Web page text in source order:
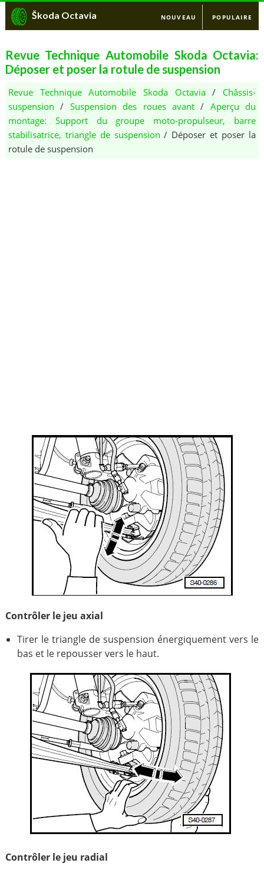
Škoda Octavia NOUVEAU POPULAIRE
Revue Technique Automobile Skoda Octavia:
Déposer et poser la rotule de suspension
Revue Technique Automobile Skoda Octavia/ Châssis-
suspension / Suspension des roues avant/ Aperçu du
montage: Support du groupe moto-propulseur, barre
stabilisatrice, triangle de suspension / Déposer et poser la
rotule de suspension
Contrôler le jeu axial
Tirer le triangle de suspension énergiquement vers le
bas et le repousser vers le haut.
Contrôler le jeu radial